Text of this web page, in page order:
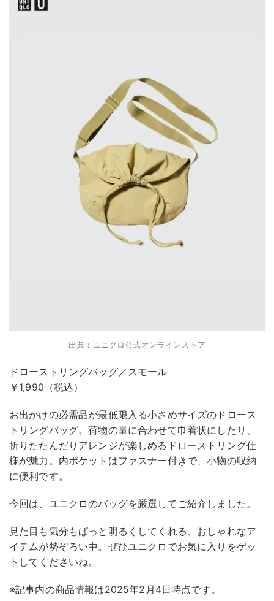
出典：ユニクロ公式オンラインストア
ドローストリングバッグ／スモール
￥1,990（税込）
お出かけの必需品が最低限入る小さめサイズのドロース
トリングバッグ。荷物の量に合わせて巾着状にしたり、
折りたたんだりアレンジが楽しめるドローストリング仕
様が魅力。内ポケットはファスナー付きで、小物の収納
に便利です。
今回は、ユニクロのバッグを厳選してご紹介しました。
見た目も気分もぱっと明るくしてくれる、おしゃれなア
イテムが勢ぞろい中。ぜひユニクロでお気に入りをゲッ
トしてくださいね。
※記事内の商品情報は2025年2月4日時点です。